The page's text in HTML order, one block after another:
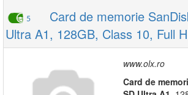
5
Card de memorie
Ultra A1, 128GB, Class 10, Full
www.olx.ro
Card de